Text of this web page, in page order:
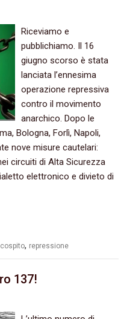
Riceviamo e
pubblichiamo. Il 16
giugno scorso è stata
lanciata l’ennesima
operazione repressiva
contro il movimento
anarchico. Dopo le
Bologna, Forlì, Napoli,
nove misure cautelari:
circuiti di Alta Sicurezza
elettronico e divieto di
cospito, repressione
137!